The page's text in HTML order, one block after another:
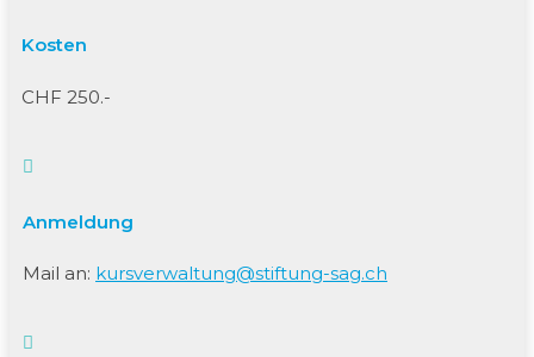
Kosten
CHF 250.-

Anmeldung
Mail an: kursverwaltung@stiftung-sag.ch
